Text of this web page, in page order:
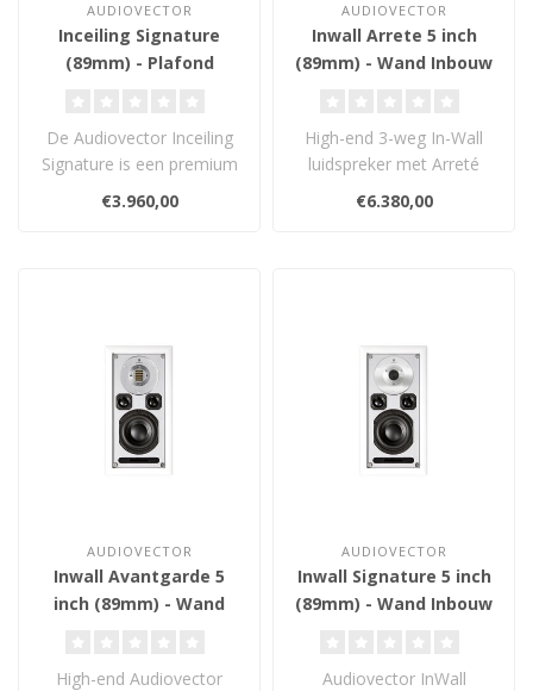
AUDIOVECTOR
Inceiling Signature
(89mm) - Plafond
De Audiovector Inceiling
Signature is een premium
plafondinbouwluidspreker
die u..
€3.960,00
AUDIOVECTOR
Inwall Arrete 5 inch
(89mm) - Wand Inbouw
High-end 3-weg In-Wall
luidspreker met Arreté
AMT-tweeter en 5” long-
throw dr..
€6.380,00
AUDIOVECTOR
Inwall Avantgarde 5
inch (89mm) - Wand
High-end Audiovector
AUDIOVECTOR
Inwall Signature 5 inch
(89mm) - Wand Inbouw
Audiovector InWall